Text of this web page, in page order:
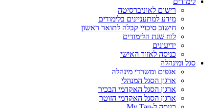
רישום לאוניברסיטה
מידע למתעניינים בלימודים
חישוב סיכויי קבלה לתואר ראשון
לוח שנת הלימודים
ידיעונים
כניסה לאזור האישי
סגל ומינהלה
אגפים ומשרדי מינהלה
ארגון הסגל המנהלי
ארגון הסגל האקדמי הבכיר
ארגון הסגל האקדמי הזוטר